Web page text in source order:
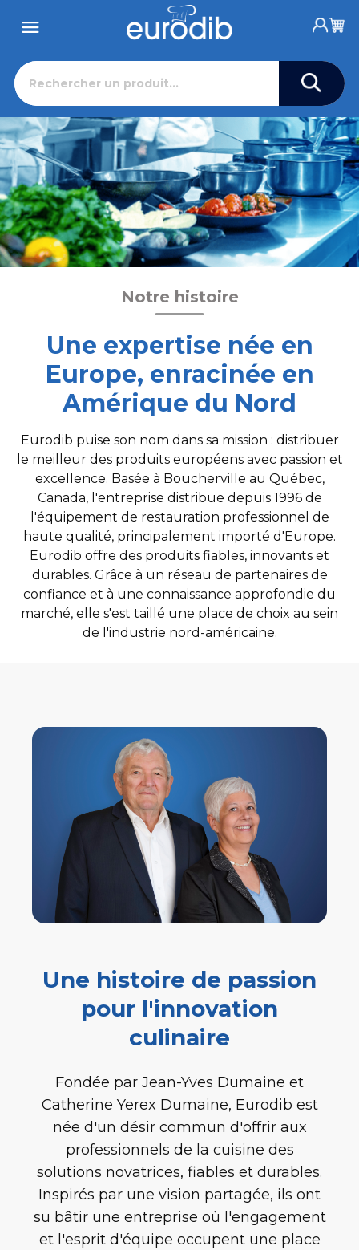
Notre histoire
Une expertise née en
Europe, enracinée en
Amérique du Nord
Eurodib puise son nom dans sa mission : distribuer
le meilleur des produits européens avec passion et
excellence. Basée à Boucherville au Québec,
Canada, l'entreprise distribue depuis 1996 de
l'équipement de restauration professionnel de
haute qualité, principalement importé d'Europe.
Eurodib offre des produits fiables, innovants et
durables. Grâce à un réseau de partenaires de
confiance et à une connaissance approfondie du
marché, elle s'est taillé une place de choix au sein
de l'industrie nord-américaine.
Une histoire de passion
pour l'innovation
culinaire
Fondée par Jean-Yves Dumaine et
Catherine Yerex Dumaine, Eurodib est
née d'un désir commun d'offrir aux
professionnels de la cuisine des
solutions novatrices, fiables et durables.
Inspirés par une vision partagée, ils ont
su bâtir une entreprise où l'engagement
et l'esprit d'équipe occupent une place